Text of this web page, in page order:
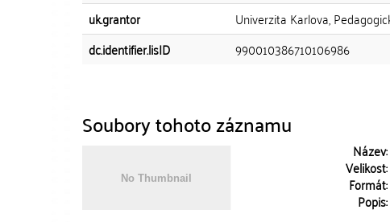
uk.grantor
Univerzita Karlova,
dc.identifier.lisID
990010386710106986
Soubory tohoto záznamu
Název:
Velikost:
Formát:
Popis: